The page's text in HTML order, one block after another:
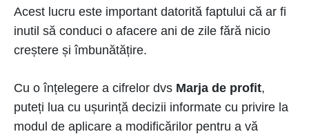
Acest lucru este important datorită faptului că ar fi
inutil să conduci o afacere ani de zile fără nicio
creștere și îmbunătățire.
Cu o înțelegere a cifrelor dvs Marja de profit,
puteți lua cu ușurință decizii informate cu privire la
modul de aplicare a modificărilor pentru a vă